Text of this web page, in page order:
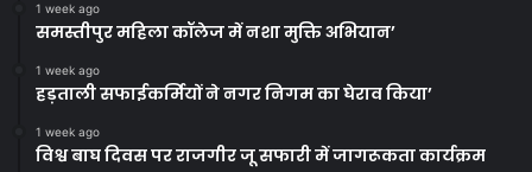
1 week ago
समस्तीपुर महिला कॉलेज में नशा मुक्ति अभियान’
1 week ago
हड़ताली सफाईकर्मियों ने नगर निगम का घेराव किया’
1 week ago
विश्व बाघ दिवस पर राजगीर जू सफारी में जागरूकता कार्यक्रम